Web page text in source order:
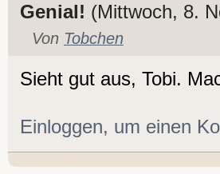
Genial! (Mittwoch, 8.
Von Tobchen
Sieht gut aus, Tobi.
Einloggen, um einen